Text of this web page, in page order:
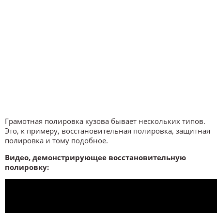
Грамотная полировка кузова бывает нескольких типов.
Это, к примеру, восстановительная полировка, защитная
полировка и тому подобное.
Видео, демонстрирующее восстановительную
полировку: